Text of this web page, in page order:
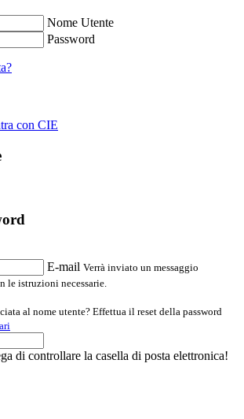
Nome Utente
Password
con CIE
E-mail Verrà inviato un messaggio
le istruzioni necessarie.
al nome utente? Effettua il reset della password
di controllare la casella di posta elettronica!